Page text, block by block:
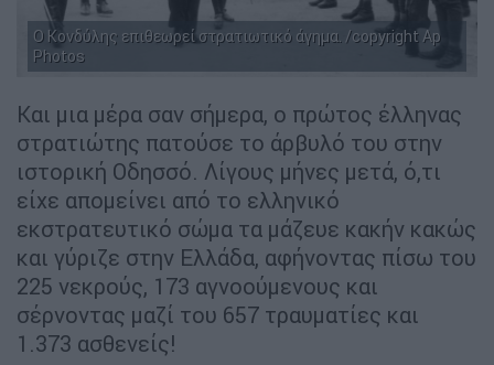
Ο Κονδύλης επιθεωρεί στρατιωτικό άγημα. /copyright Ap
Photos
Και μια μέρα σαν σήμερα, ο πρώτος έλληνας
στρατιώτης πατούσε το άρβυλό του στην
ιστορική Οδησσό. Λίγους μήνες μετά, ό,τι
είχε απομείνει από το ελληνικό
εκστρατευτικό σώμα τα μάζευε κακήν κακώς
και γύριζε στην Ελλάδα, αφήνοντας πίσω του
225 νεκρούς, 173 αγνοούμενους και
σέρνοντας μαζί του 657 τραυματίες και
1.373 ασθενείς!